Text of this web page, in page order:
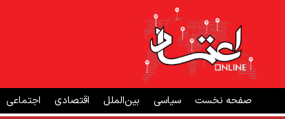
صفحه نخست سیاسی بین‌الملل اقتصادی اجتماعی